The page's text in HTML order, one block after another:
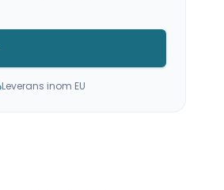
Leverans inom EU